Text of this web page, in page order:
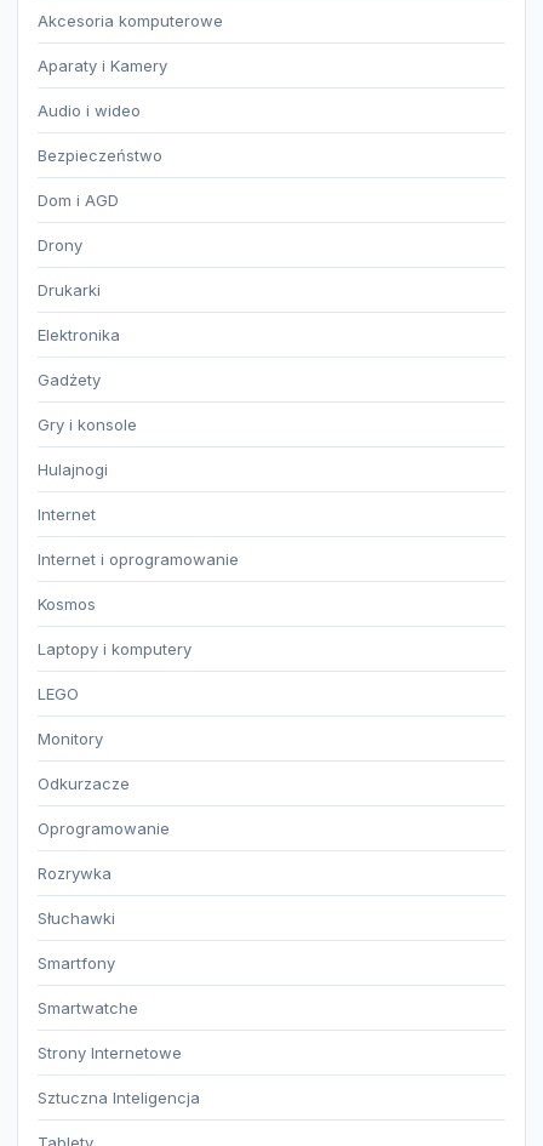
Akcesoria komputerowe
Aparaty i Kamery
Audio i wideo
Bezpieczeństwo
Dom i AGD
Drony
Drukarki
Elektronika
Gadżety
Gry i konsole
Hulajnogi
Internet
Internet i oprogramowanie
Kosmos
Laptopy i komputery
LEGO
Monitory
Odkurzacze
Oprogramowanie
Rozrywka
Słuchawki
Smartfony
Smartwatche
Strony Internetowe
Sztuczna Inteligencja